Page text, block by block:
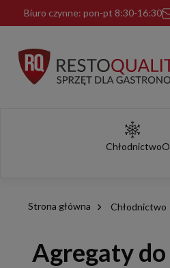
Biuro czynne: pon-pt 8:30-16:30
Chłodnictwo
Strona główna Chłodnictwo
Agregaty do